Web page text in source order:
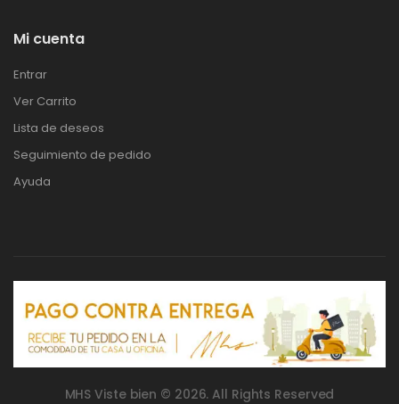
Mi cuenta
Entrar
Ver Carrito
Lista de deseos
Seguimiento de pedido
Ayuda
MHS Viste bien © 2026. All Rights Reserved